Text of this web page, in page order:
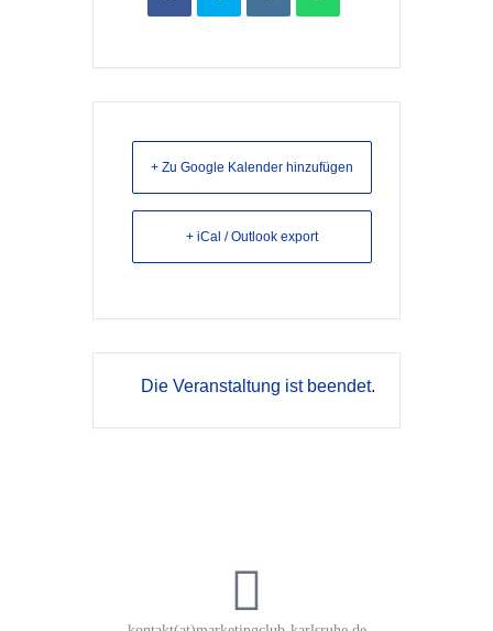
+ Zu Google Kalender hinzufügen
+ iCal / Outlook export
Die Veranstaltung ist beendet.